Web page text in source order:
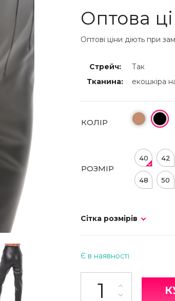
Оптова
Оптові ціни діють при
Стрейч:
Так
Тканина:
екошкіра
КОЛІР
РОЗМІР
40 42
48 50
Сітка розмірів
Є в наявності